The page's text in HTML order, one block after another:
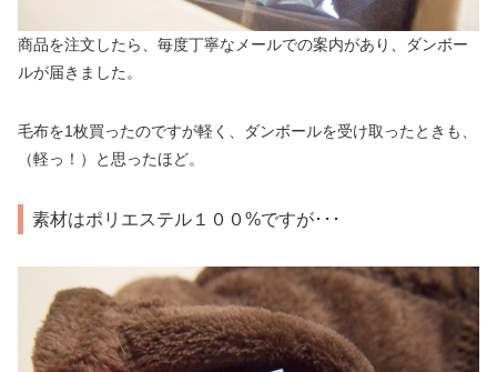
商品を注文したら、毎度丁寧なメールでの案内があり、ダンボー
ルが届きました。
毛布を1枚買ったのですが軽く、ダンボールを受け取ったときも、
（軽っ！）と思ったほど。
素材はポリエステル１００%ですが･･･